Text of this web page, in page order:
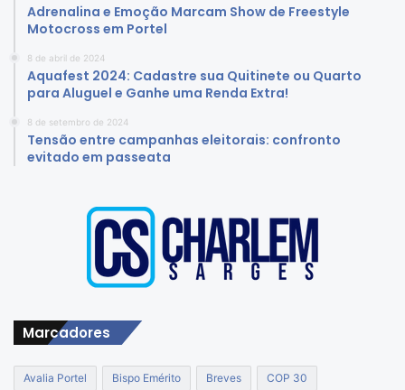
Adrenalina e Emoção Marcam Show de Freestyle
Motocross em Portel
8 de abril de 2024
Aquafest 2024: Cadastre sua Quitinete ou Quarto
para Aluguel e Ganhe uma Renda Extra!
8 de setembro de 2024
Tensão entre campanhas eleitorais: confronto
evitado em passeata
Marcadores
Avalia Portel Bispo Emérito Breves COP 30